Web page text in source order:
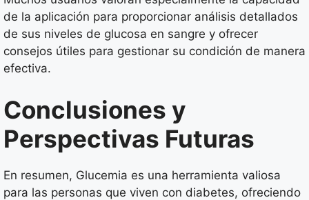
de la aplicación para proporcionar análisis detallados
de sus niveles de glucosa en sangre y ofrecer
consejos útiles para gestionar su condición de manera
efectiva.
Conclusiones y
Perspectivas Futuras
En resumen, Glucemia es una herramienta valiosa
para las personas que viven con diabetes, ofreciendo